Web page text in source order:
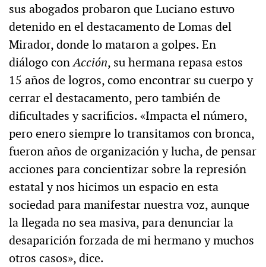
sus abogados probaron que Luciano estuvo
detenido en el destacamento de Lomas del
Mirador, donde lo mataron a golpes. En
diálogo conAcción, su hermana repasa estos
15 años de logros, como encontrar su cuerpo y
cerrar el destacamento, pero también de
dificultades y sacrificios. «Impacta el número,
pero enero siempre lo transitamos con bronca,
fueron años de organización y lucha, de pensar
acciones para concientizar sobre la represión
estatal y nos hicimos un espacio en esta
sociedad para manifestar nuestra voz, aunque
la llegada no sea masiva, para denunciar la
desaparición forzada de mi hermano y muchos
otros casos», dice.